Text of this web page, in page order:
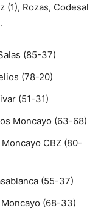
(1), Rozas, Codesal
(85-37)
(78-20)
(51-31)
Moncayo (63-68)
CBZ (80-
(55-37)
Moncayo (68-33)